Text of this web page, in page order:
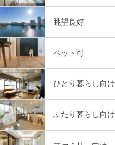
眺望良好
ペット可
ひとり暮らし向け
ふたり暮らし向け